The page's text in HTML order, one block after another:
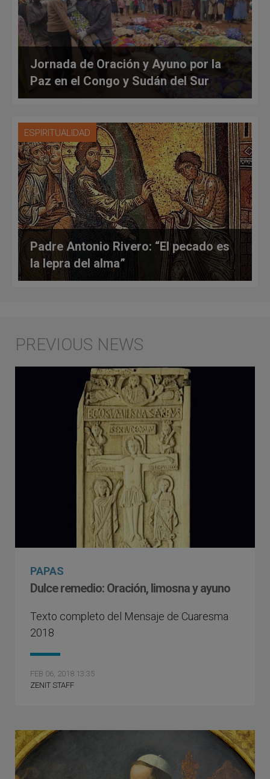
Jornada de Oración y Ayuno por la
Paz en el Congo y Sudán del Sur
ESPIRITUALIDAD
Padre Antonio Rivero: “El pecado es
la lepra del alma”
PAPAS
Dulce remedio: Oración, limosna y ayuno
Texto completo del Mensaje de Cuaresma
2018
FEB 06, 2018 13:35
ZENIT STAFF